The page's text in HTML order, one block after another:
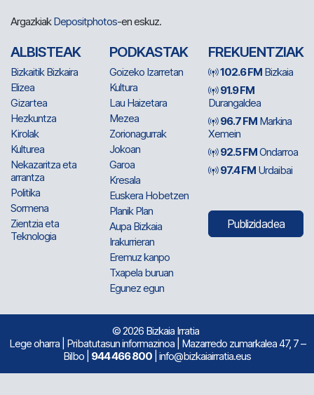
ArgazkiakDepositphotos-en eskuz.
ALBISTEAK
Bizkaitik Bizkaira
Elizea
Gizartea
Hezkuntza
Kirolak
Kulturea
Nekazaritza eta
arrantza
Politika
Sormena
Zientzia eta
Teknologia
PODKASTAK
Goizeko Izarretan
Kultura
Lau Haizetara
Mezea
Zorionagurrak
Jokoan
Garoa
Kresala
Euskera Hobetzen
Planik Plan
Aupa Bizkaia
Irakurrieran
Eremuz kanpo
Txapela buruan
Egunez egun
FREKUENTZIAK
102.6 FM Bizkaia
91.9 FM
Durangaldea
96.7 FM Markina
Xemein
92.5 FMOndarroa
97.4 FM Urdaibai
Publizidadea
© 2026 Bizkaia Irratia
Lege oharra| Pribatutasun informazinoa| Mazarredo zumarkalea 47, 7 –
Bilbo | 944 466 800 | info@bizkaiairratia.eus